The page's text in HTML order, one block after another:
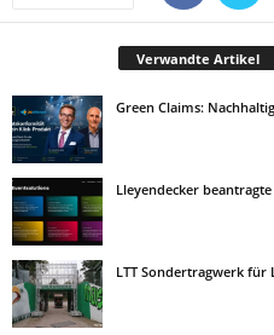
Verwandte Artikel
Green Claims:
Lleyendecker
LTT Sondertragwerk für